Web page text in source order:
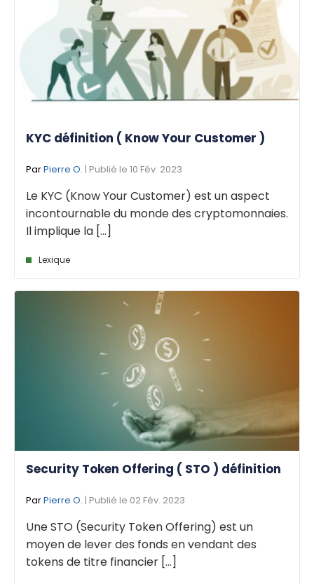
KYC définition ( Know Your Customer )
ParPierre O. | Publié le 10 Fév. 2023
Le KYC (Know Your Customer) est un aspect
incontournable du monde des cryptomonnaies.
Il implique la [...]
Lexique
Security Token Offering ( STO ) définition
ParPierre O. | Publié le 02 Fév. 2023
Une STO (Security Token Offering) est un
moyen de lever des fonds en vendant des
tokens de titre financier [...]